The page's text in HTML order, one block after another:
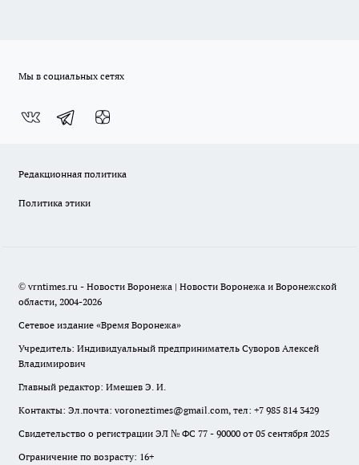
Мы в социальных сетях
Редакционная политика
Политика этики
© vrntimes.ru - Новости Воронежа | Новости Воронежа и Воронежской
области, 2004-2026
Сетевое издание «Время Воронежа»
Учредитель: Индивидуальный предприниматель Суворов Алексей
Владимирович
Главный редактор: Имешев Э. И.
Контакты: Эл.почта: voroneztimes@gmail.com, тел: +7 985 814 3429
Свидетельство о регистрации ЭЛ № ФС 77 - 90000 от 05 сентября 2025
Ограничение по возрасту: 16+